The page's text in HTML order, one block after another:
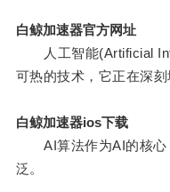
白鲸加速器官方网址
人工智能(Artificial
可热的技术，它正在深
白鲸加速器ios下载
AI算法作为AI的核心
泛。